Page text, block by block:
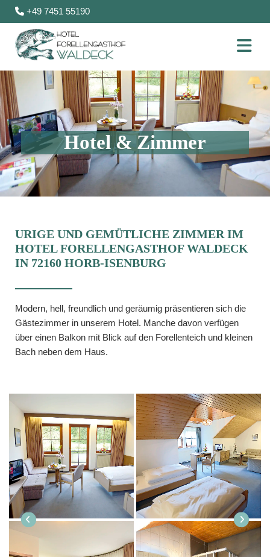
 +49 7451 55190
Hotel & Zimmer
URIGE UND GEMÜTLICHE ZIMMER IM
HOTEL FORELLENGASTHOF WALDECK
IN 72160 HORB-ISENBURG
Modern, hell, freundlich und geräumig präsentieren sich die
Gästezimmer in unserem Hotel. Manche davon verfügen
über einen Balkon mit Blick auf den Forellenteich und kleinen
Bach neben dem Haus.